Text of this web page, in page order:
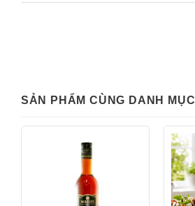
SẢN PHẨM CÙNG DANH MỤC